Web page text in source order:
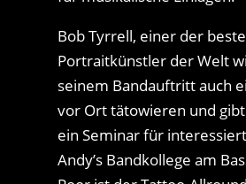
Bob Tyrrell, einer der
Portraitkünstler der Welt
seinem Bandauftritt auch
vor Ort tätowieren und
ein Seminar für
Andy’s Bandkollege am